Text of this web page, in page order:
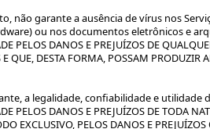
não garante a ausência de vírus nos
ou nos documentos eletrônicos e
DANOS E PREJUÍZOS DE
QUE, DESTA FORMA, POSSAM
a legalidade, confiabilidade e
DANOS E PREJUÍZOS DE TODA
EXCLUSIVO, PELOS DANOS E